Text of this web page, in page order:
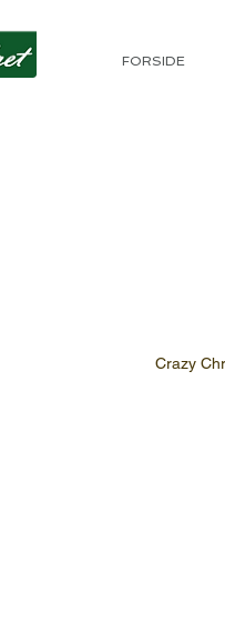
FORSIDE
Crazy